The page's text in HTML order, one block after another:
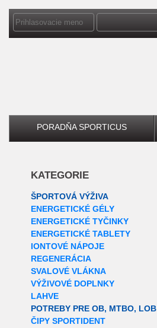
PORADŇA SPORTICUS
KATEGORIE
ŠPORTOVÁ VÝŽIVA
ENERGETICKÉ GÉLY
ENERGETICKÉ TYČINKY
ENERGETICKÉ TABLETY
IONTOVÉ NÁPOJE
REGENERÁCIA
SVALOVÉ VLÁKNA
VÝŽIVOVÉ DOPLNKY
LAHVE
POTREBY PRE OB, MTBO, LOB
ČIPY SPORTIDENT